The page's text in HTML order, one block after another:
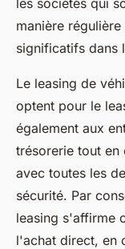
les sociétés qui
manière
significatifs dans
Le leasing de
optent pour le
également aux
trésorerie tout en
avec toutes les
sécurité. Par
leasing s'affirme
l'achat direct, en